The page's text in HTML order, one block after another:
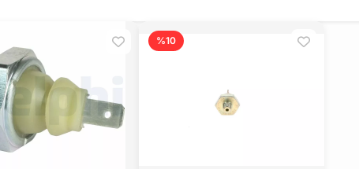
%10